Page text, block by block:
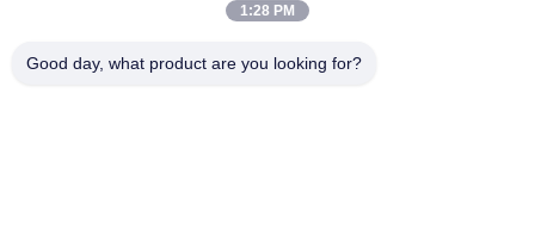
Die dimmbaren MR16-LEDs sind zur Top-Wahl für
renovierungsfreundliche Kompatibilität, den Komfort der
1:28 PM
Good day, what product are you looking for?